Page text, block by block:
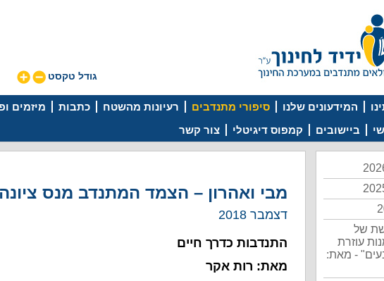
גודל טקסט
המידעונים שלנו סיפורי מתנדבים רעיונות מהשטח כתבות
מיזמים
ביישובים קמפוס דיגיטלי צור קשר
של
עוזרת
- מאת:
מבי ואהרון – הצמד המתנדב מנס ציונה
דצמבר 2018
התנדבות כדרך חיים
מאת: רות אקר